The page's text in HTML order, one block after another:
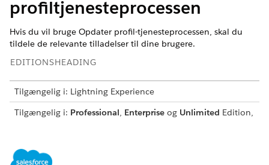
profiltjenesteprocessen
Hvis du vil bruge Opdater profil-tjenesteprocessen, skal du
tildele de relevante tilladelser til dine brugere.
EDITIONSHEADING
Tilgængelig i: Lightning Experience
Tilgængelig i: Professional, Enterprise og Unlimited Edition,